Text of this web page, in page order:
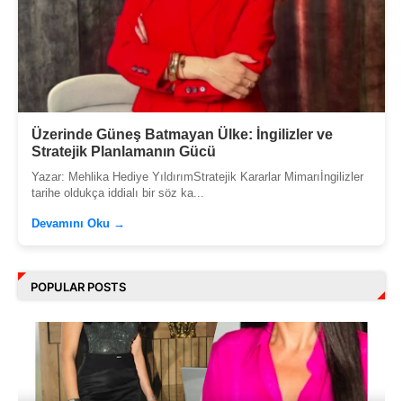
Üzerinde Güneş Batmayan Ülke: İngilizler ve
Stratejik Planlamanın Gücü
Yazar: Mehlika Hediye YıldırımStratejik Kararlar Mimarıİngilizler
tarihe oldukça iddialı bir söz ka...
Devamını Oku →
POPULAR POSTS